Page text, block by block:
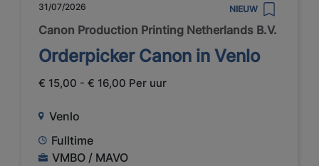
31/07/2026 NIEUW
Canon Production Printing Netherlands B.V.
Orderpicker Canon in Venlo
€ 15,00 - € 16,00 Per uur
Venlo
Fulltime
VMBO / MAVO